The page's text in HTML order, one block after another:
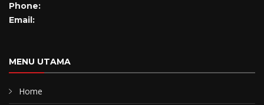
Phone:
Email:
MENU UTAMA
Home